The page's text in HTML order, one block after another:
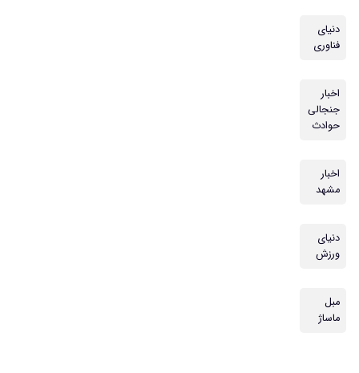
دنیای
فناوری
اخبار
جنجالی
حوادث
اخبار
مشهد
دنیای
ورزش
مبل
ماساژ